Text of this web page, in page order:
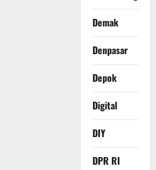
Demak
Denpasar
Depok
Digital
DIY
DPR RI